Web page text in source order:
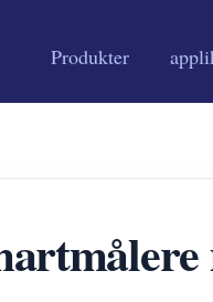
Produkter